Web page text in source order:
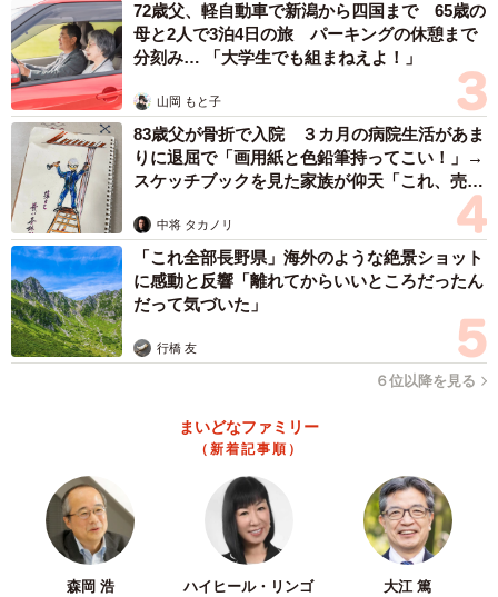
72歳父、軽自動車で新潟から四国まで 65歳の
母と2人で3泊4日の旅 パーキングの休憩まで
分刻み… 「大学生でも組まねえよ！」
山岡 もと子
83歳父が骨折で入院 ３カ月の病院生活があま
りに退屈で「画用紙と色鉛筆持ってこい！」→
スケッチブックを見た家族が仰天「これ、売れ
中将 タカノリ
「これ全部長野県」海外のような絶景ショット
に感動と反響「離れてからいいところだったん
だって気づいた」
行橋 友
６位以降を見る
まいどなファミリー
（新着記事順）
森岡 浩 ハイヒール・リンゴ 大江 篤